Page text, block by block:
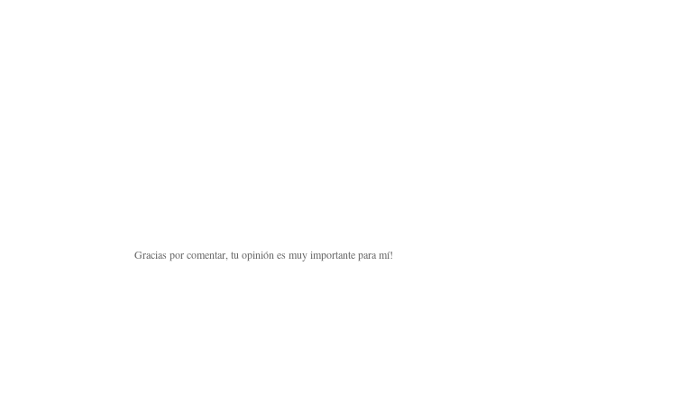
Gracias por comentar, tu opinión es muy importante para mí!